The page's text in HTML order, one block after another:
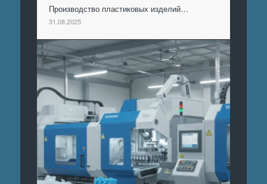
Производство пластиковых изделий…
31.08.2025